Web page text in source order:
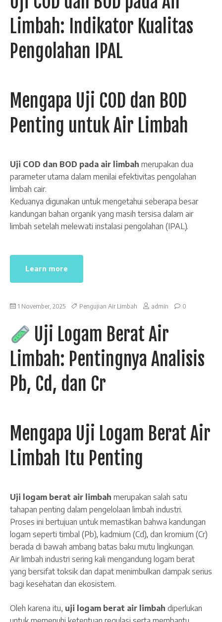
Limbah: Indikator Kualitas
Pengolahan IPAL
Mengapa Uji COD dan BOD
Penting untuk Air Limbah
Uji COD dan BOD pada air limbah merupakan dua
parameter utama dalam menilai efektivitas pengolahan
limbah cair.
Keduanya digunakan untuk mengetahui seberapa besar
kandungan bahan organik yang masih tersisa dalam air
limbah setelah melewati instalasi pengolahan (IPAL).
Learn more
1 November, 2025 Pengujian Air Limbah admin 0
Uji Logam Berat Air
Limbah: Pentingnya Analisis
Pb, Cd, dan Cr
Mengapa Uji Logam Berat Air
Limbah Itu Penting
Uji logam berat air limbah merupakan salah satu
tahapan penting dalam pengelolaan limbah industri.
Proses ini bertujuan untuk memastikan bahwa kandungan
logam seperti timbal (Pb), kadmium (Cd), dan kromium (Cr)
berada di bawah ambang batas baku mutu lingkungan.
Air limbah industri sering kali mengandung logam berat
yang bersifat toksik dan dapat menimbulkan dampak serius
bagi kesehatan dan ekosistem.
Oleh karena itu, uji logam berat air limbah diperlukan